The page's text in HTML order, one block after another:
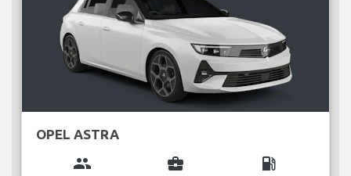
OPEL ASTRA
group business_center local_gas_station